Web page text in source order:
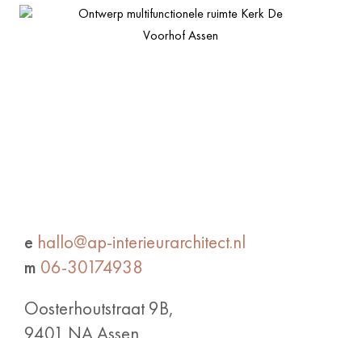
Ontwerp multifunctionele ruimte Kerk De
Voorhof Assen
e hallo@ap-interieurarchitect.nl
m 06-30174938
Oosterhoutstraat 9B,